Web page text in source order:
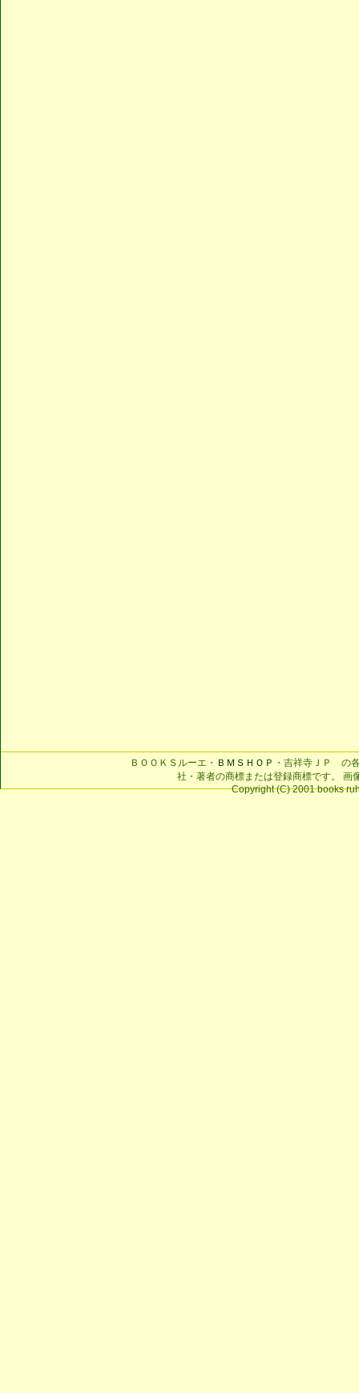
ＢＯＯＫＳルーエ・ ＢＭＳＨＯＰ ・吉祥寺ＪＰ の
社・著者の商標または登録商標です。 画
Copyright (C) 2001 books